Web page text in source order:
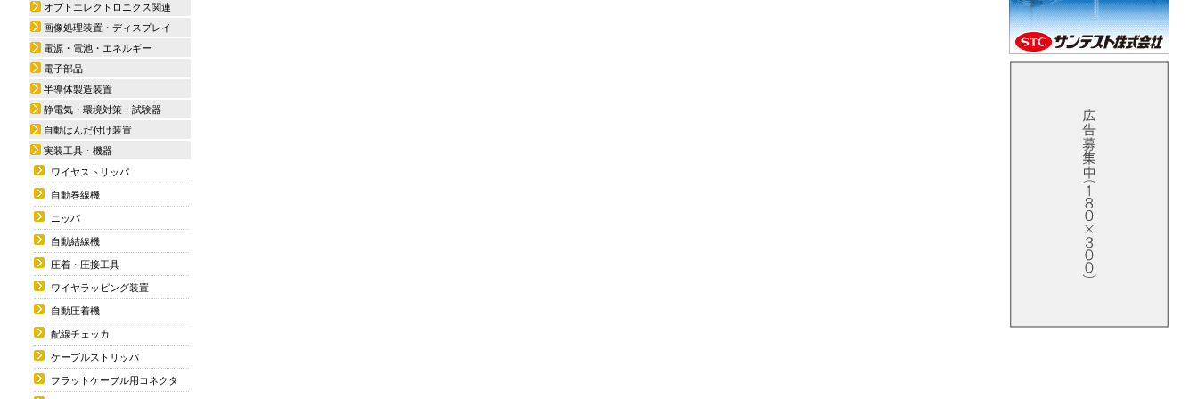
オプトエレクトロニクス関連
画像処理装置・ディスプレイ
電源・電池・エネルギー
電子部品
半導体製造装置
静電気・環境対策・試験器
自動はんだ付け装置
実装工具・機器
ワイヤストリッパ
自動巻線機
ニッパ
自動結線機
圧着・圧接工具
ワイヤラッピング装置
自動圧着機
配線チェッカ
ケーブルストリッパ
フラットケーブル用コネクタ